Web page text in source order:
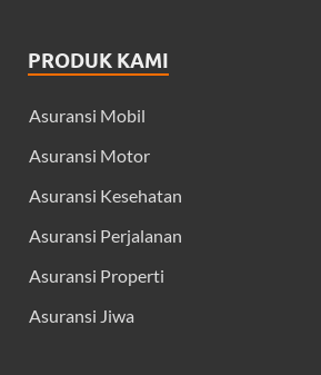
PRODUK KAMI
Asuransi Mobil
Asuransi Motor
Asuransi Kesehatan
Asuransi Perjalanan
Asuransi Properti
Asuransi Jiwa